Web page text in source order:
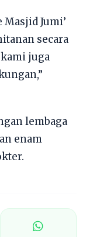
Jumi’
secara
juga
lembaga
enam